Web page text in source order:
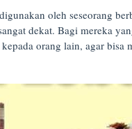
oleh seseorang
dekat. Bagi mereka
orang lain, agar